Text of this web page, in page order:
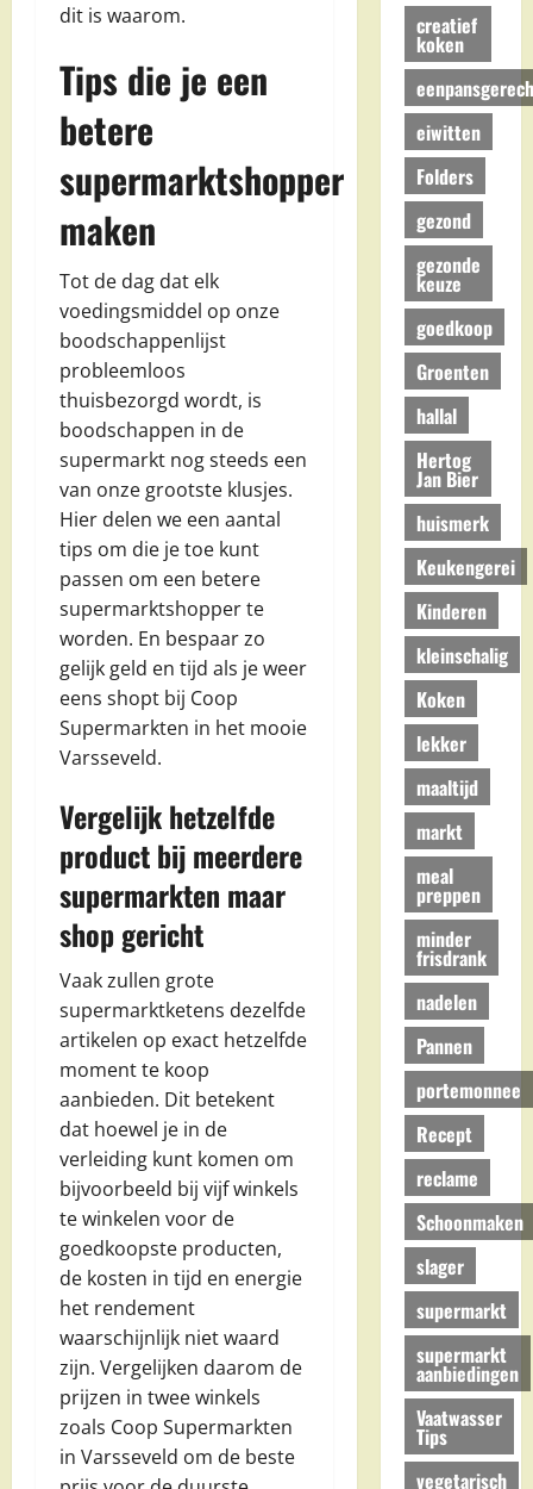
dit is waarom.
Tips die je een
betere
supermarktshopper
maken
Tot de dag dat elk
voedingsmiddel op onze
boodschappenlijst
probleemloos
thuisbezorgd wordt, is
boodschappen in de
supermarkt nog steeds een
van onze grootste klusjes.
Hier delen we een aantal
tips om die je toe kunt
passen om een betere
supermarktshopper te
worden. En bespaar zo
gelijk geld en tijd als je weer
eens shopt bij Coop
Supermarkten in het mooie
Varsseveld.
Vergelijk hetzelfde
product bij meerdere
supermarkten maar
shop gericht
Vaak zullen grote
supermarktketens dezelfde
artikelen op exact hetzelfde
moment te koop
aanbieden. Dit betekent
dat hoewel je in de
verleiding kunt komen om
bijvoorbeeld bij vijf winkels
te winkelen voor de
goedkoopste producten,
de kosten in tijd en energie
het rendement
waarschijnlijk niet waard
zijn. Vergelijken daarom de
prijzen in twee winkels
zoals Coop Supermarkten
in Varsseveld om de beste
creatief
koken
eiwitten
Folders
gezond
gezonde
keuze
goedkoop
Groenten
hallal
Hertog
Jan Bier
huismerk
Keukengerei
Kinderen
kleinschalig
Koken
lekker
maaltijd
markt
meal
preppen
minder
frisdrank
nadelen
Pannen
portemonnee
Recept
reclame
Schoonmaken
slager
supermarkt
supermarkt
aanbiedingen
Vaatwasser
Tips
vegetarisch